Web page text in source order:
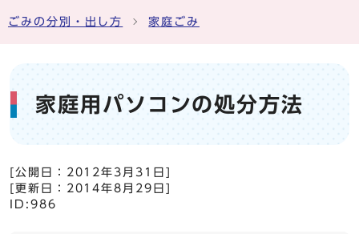
ごみの分別・出し方 家庭ごみ
家庭用パソコンの処分方法
[公開日： 2012年3月31日
[更新日： 2014年8月29日
ID:986